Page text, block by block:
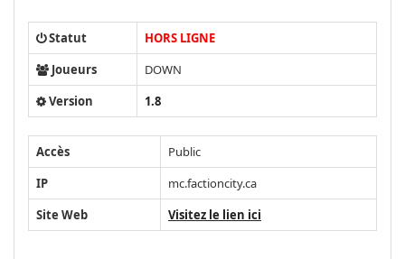
Statut
HORS LIGNE
Joueurs
DOWN
Version
1.8
Accès
Public
IP
mc.factioncity.ca
Site Web
Visitez le lien ici